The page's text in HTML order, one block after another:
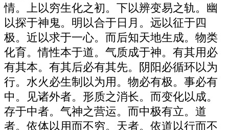
情。上以穷生化之初。下以辨变易之轨。幽
以探于神鬼。明以合于日月。远以征于四
极。近以求于一心。而后知天地生成。物类
化育。情性本于道。气质成于神。有其用必
有其本。有其后必有其先。阴阳必循环以为
行。水火必生制以为用。物必有极。事必有
中。见诸外者。形质之消长。而变化以成。
存于中者。气神之营运。而中极有立。道
者。依体以用而不穷。天者。依道以行而不